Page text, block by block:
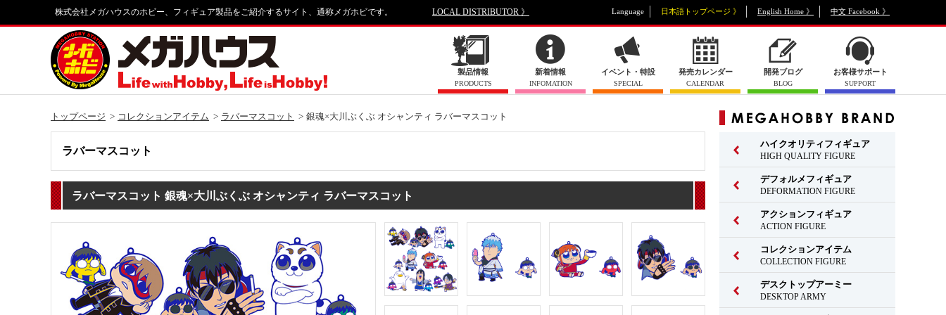
株式会社メガハウスのホビー、フィギュア製品をご紹介するサイト、通称メガホビです。 LOCAL DISTRIBUTOR 》 Language 日本語トップページ 》 English Home 》 中文 Facebook 》
製品情報
PRODUCTS
新着情報
INFOMATION
イベント・特設
SPECIAL
発売カレンダー
CALENDAR
開発ブログ
BLOG
お客様サポート
SUPPORT
トップページ コレクションアイテム ラバーマスコット 銀魂×大川ぶくぶ オシャンティ ラバーマスコット
ラバーマスコット
ラバーマスコット 銀魂×大川ぶくぶ オシャンティ ラバーマスコット
ハイクオリティフィギュア
HIGH QUALITY FIGURE
デフォルメフィギュア
DEFORMATION FIGURE
アクションフィギュア
ACTION FIGURE
コレクションアイテム
COLLECTION FIGURE
デスクトップアーミー
DESKTOP ARMY